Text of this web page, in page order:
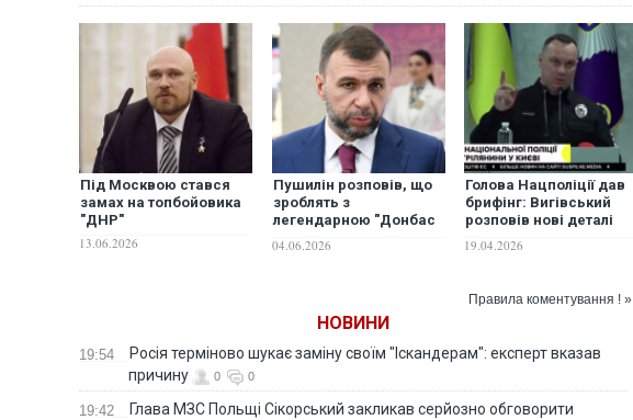
Під Москвою стався
замах на топбойовика
"ДНР"
13.06.2026
Пушилін розповів, що
зроблять з
легендарною "Донбас
"справжній донецький
04.06.2026
Голова Нацполіції дав
брифінг: Вигівський
розповів нові деталі
19.04.2026
Правила коментування ! »
НОВИНИ
19:54
Росія терміново шукає заміну своїм "Іскандерам": експерт вказав
причину
0 0
19:42
Глава МЗС Польщі Сікорський закликав серйозно обговорити